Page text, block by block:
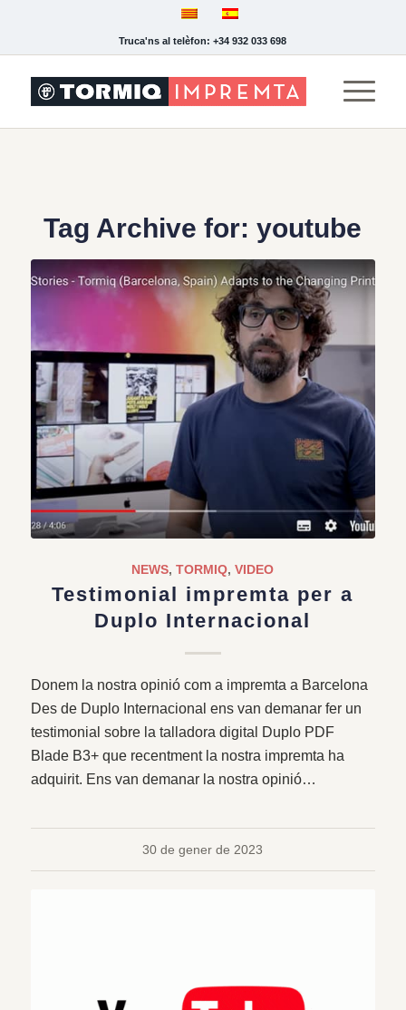
Truca'ns al telèfon: +34 932 033 698
Tag Archive for:youtube
NEWS,TORMIQ,VIDEO
Testimonial impremta per a
Duplo Internacional
Donem la nostra opinió com a impremta a Barcelona
Des de Duplo Internacional ens van demanar fer un
testimonial sobre la talladora digital Duplo PDF
Blade B3+ que recentment la nostra impremta ha
adquirit. Ens van demanar la nostra opinió…
30 de gener de 2023